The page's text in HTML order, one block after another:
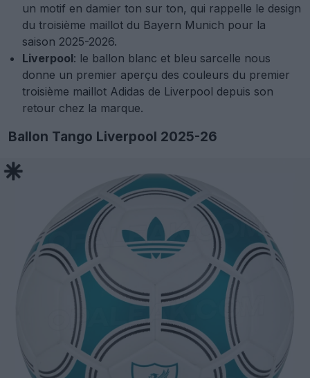
un motif en damier ton sur ton, qui rappelle le design
du troisième maillot du Bayern Munich pour la
saison 2025-2026.
Liverpool: le ballon blanc et bleu sarcelle nous
donne un premier aperçu des couleurs du premier
troisième maillot Adidas de Liverpool depuis son
retour chez la marque.
Ballon Tango Liverpool 2025-26